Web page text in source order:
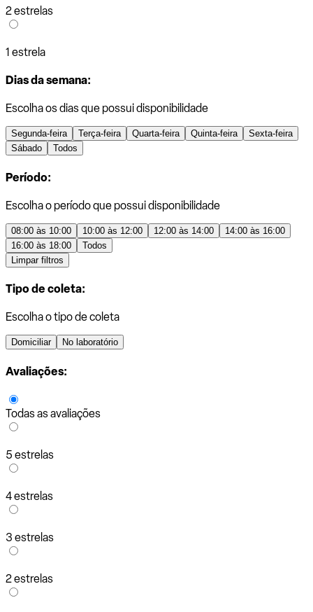
2 estrelas
1 estrela
Dias da semana:
Escolha os dias que possui disponibilidade
Segunda-feira Terça-feira Quarta-feira Quinta-feira
Sexta-feira
Sábado
Todos
Período:
Escolha o período que possui disponibilidade
08:00 às 10:00 10:00 às 12:00 12:00 às 14:00
14:00 às 16:00
16:00 às 18:00
Todos
Limpar filtros
Tipo de coleta:
Escolha o tipo de coleta
Domiciliar No laboratório
Avaliações:
Todas as avaliações
5 estrelas
4 estrelas
3 estrelas
2 estrelas